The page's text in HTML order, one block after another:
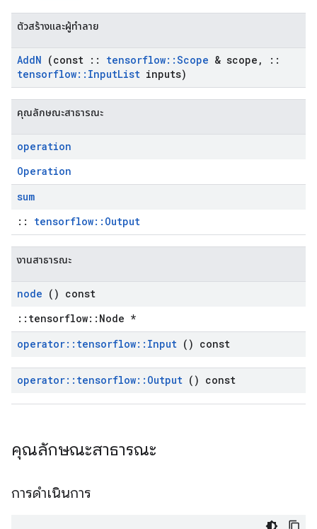
ตัวสร้างและผู้ทำลาย
AddN (const :: tensorflow::Scope & scope ,
::
tensorflow:: InputList inputs)
คุณลักษณะสาธารณะ
operation
Operation
sum
:: tensorflow::Output
งานสาธารณะ
node () const
::tensorflow::Node *
operator:: tensorflow:: Input () const
operator:: tensorflow:: Output () const
คุณลักษณะสาธารณะ
การดำเนินการ